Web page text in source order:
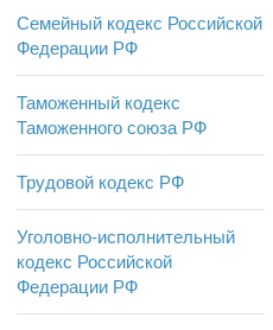
Семейный кодекс Российской
Федерации РФ
Таможенный кодекс
Таможенного союза РФ
Трудовой кодекс РФ
Уголовно-исполнительный
кодекс Российской
Федерации РФ